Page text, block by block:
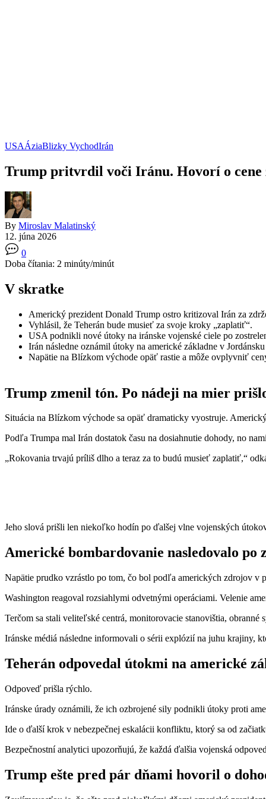
USAÁziaBlizky VychodIrán
Trump pritvrdil voči Iránu. Hovorí o
By Miroslav Malatinský
12. júna 2026
0
Doba čítania: 2 minúty/minút
V skratke
Americký prezident Donald Trump ostro kritizoval Irán za
Vyhlásil, že Teherán bude musieť za svoje kroky „zaplatiť“.
USA podnikli nové útoky na iránske vojenské ciele po
Irán následne oznámil útoky na americké základne v
Napätie na Blízkom východe opäť rastie a môže ovplyvniť
Trump zmenil tón. Po nádeji na mier
Situácia na Blízkom východe sa opäť dramaticky vyostruje.
Podľa Trumpa mal Irán dostatok času na dosiahnutie dohody, no
„Rokovania trvajú príliš dlho a teraz za to budú musieť zaplatiť,“
Jeho slová prišli len niekoľko hodín po ďalšej vlne vojenských
Americké bombardovanie nasledovalo
Napätie prudko vzrástlo po tom, čo bol podľa amerických zdrojov
Washington reagoval rozsiahlymi odvetnými operáciami. Velenie
Terčom sa stali veliteľské centrá, monitorovacie stanovištia, obranné
Iránske médiá následne informovali o sérii explózií na juhu krajiny,
Teherán odpovedal útokmi na americké
Odpoveď prišla rýchlo.
Iránske úrady oznámili, že ich ozbrojené sily podnikli útoky proti
Ide o ďalší krok v nebezpečnej eskalácii konfliktu, ktorý sa od
Bezpečnostní analytici upozorňujú, že každá ďalšia vojenská
Trump ešte pred pár dňami hovoril o